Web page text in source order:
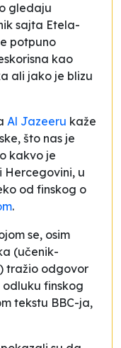
gledaju
sajta Etela-
potpuno
kao
ali jako je blizu
Al Jazeeru kaže
što nas je
kakvo je
Hercegovini, u
od finskog o
.
se, osim
(učenik-
tražio odgovor
finskog
tekstu BBC-ja,